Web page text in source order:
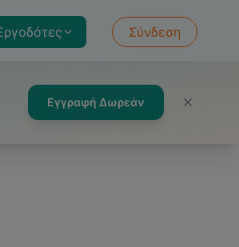
Σύνδεση
Εγγραφή Δωρεάν